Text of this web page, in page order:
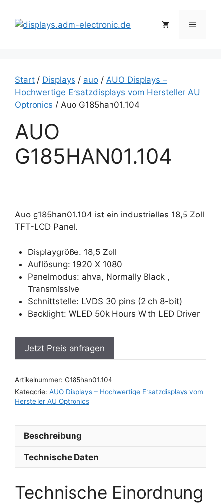
Inhalt
springen
Menü
Start / Displays / auo / AUO Displays –
Hochwertige Ersatzdisplays vom Hersteller AU
Optronics / Auo G185han01.104
AUO
G185HAN01.104
Auo g185han01.104 ist ein industrielles 18,5 Zoll
TFT-LCD Panel.
Displaygröße: 18,5 Zoll
Auflösung: 1920 X 1080
Panelmodus: ahva, Normally Black ,
Transmissive
Schnittstelle: LVDS 30 pins (2 ch 8-bit)
Backlight: WLED 50k Hours With LED Driver
Jetzt Preis anfragen
Artikelnummer: G185han01.104
Kategorie: AUO Displays – Hochwertige Ersatzdisplays vom
Hersteller AU Optronics
Beschreibung
Technische Daten
Technische Einordnung